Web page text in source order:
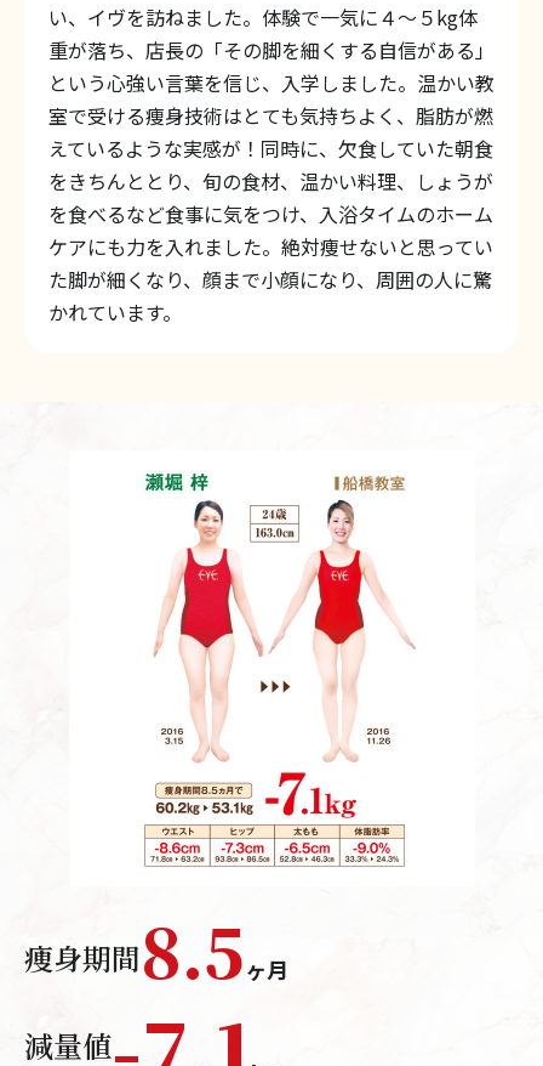
い、イヴを訪ねました。体験で一気に４〜５kg体
重が落ち、店長の「その脚を細くする自信がある」
という心強い言葉を信じ、入学しました。温かい教
室で受ける痩身技術はとても気持ちよく、脂肪が燃
えているような実感が！同時に、欠食していた朝食
をきちんととり、旬の食材、温かい料理、しょうが
を食べるなど食事に気をつけ、入浴タイムのホーム
ケアにも力を入れました。絶対痩せないと思ってい
た脚が細くなり、顔まで小顔になり、周囲の人に驚
かれています。
痩身期間8.5ヶ月
減量値